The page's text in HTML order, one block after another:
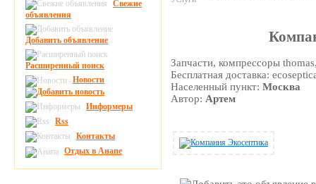
Запчасти, компрессоры
Бесплатная доставка:
Населенный пункт:Москва
Автор: Артем
Свежие
объявления
Добавить объявление
Расширенный поиск
Новости
Информеры
Rss
Контакты
Отдых в Анапе